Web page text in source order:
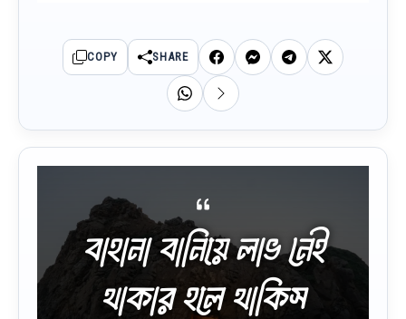
COPY SHARE
বাহানা বানিয়ে লাভ নেই
থাকার হলে থাকিস